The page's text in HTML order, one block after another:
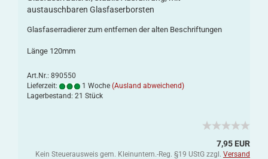
austauschbaren Glasfaserborsten
Glasfaserradierer zum entfernen der alten Beschriftungen
Länge 120mm
Art.Nr.: 890550
Lieferzeit:
1 Woche (Ausland abweichend)
Lagerbestand: 21 Stück
7,95 EUR
Kein Steuerausweis gem. Kleinuntern.-Reg. §19 UStG zzgl. Versand